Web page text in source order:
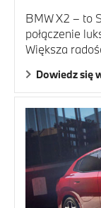
BMW X2 – to
połączenie
Większa
Dowiedz się